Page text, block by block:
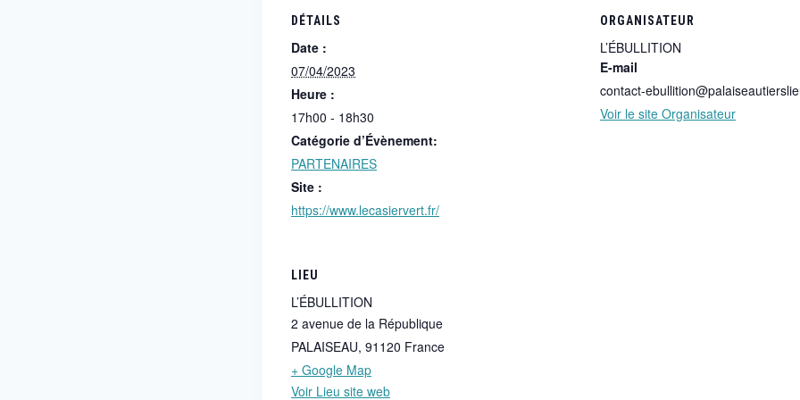
DÉTAILS
Date :
07/04/2023
Heure :
17h00 - 18h30
Catégorie d’Évènement:
PARTENAIRES
Site :
https://www.lecasiervert.fr/
ORGANISATEUR
L’ÉBULLITION
E-mail
contact-
Voir le site Organisateur
LIEU
L’ÉBULLITION
2 avenue de la République
PALAISEAU, 91120 France
+ Google Map
Voir Lieu site web